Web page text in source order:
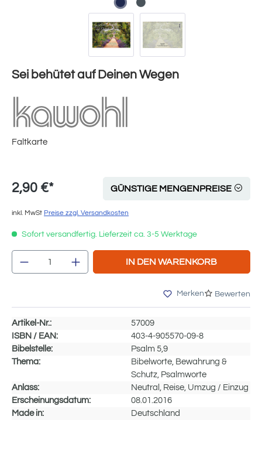
Sei behütet auf Deinen Wegen
Faltkarte
2,90 €* GÜNSTIGE MENGENPREISE
inkl. MwSt Preise zzgl. Versandkosten
Sofort versandfertig. Lieferzeit ca. 3-5 Werktage
Produkt Anzahl: Gib den gewünschten
IN DEN WARENKORB
Merken Bewerten
Artikel-Nr.:
57009
ISBN / EAN:
403-4-905570-09-8
Bibelstelle:
Psalm 5,9
Thema:
Bibelworte, Bewahrung &
Schutz, Psalmworte
Anlass:
Neutral, Reise, Umzug / Einzug
Erscheinungsdatum:
08.01.2016
Made in:
Deutschland